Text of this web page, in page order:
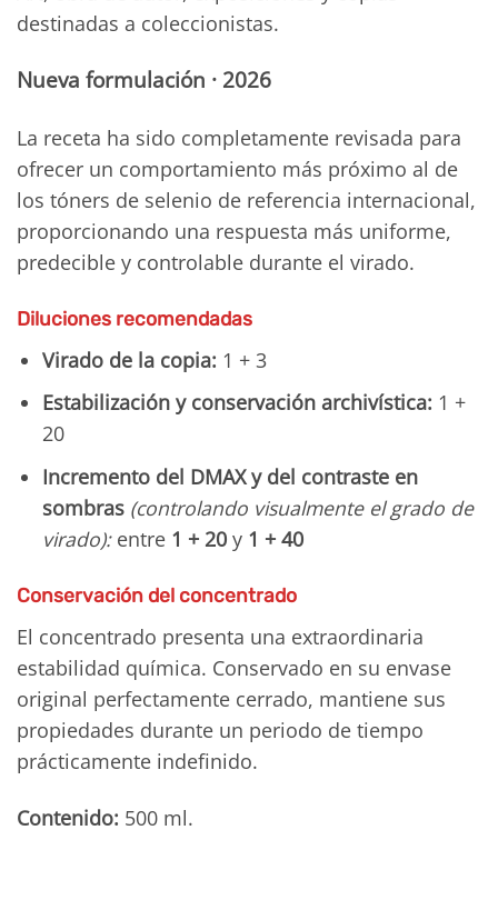
destinadas a coleccionistas.
Nueva formulación · 2026
La receta ha sido completamente revisada para
ofrecer un comportamiento más próximo al de
los tóners de selenio de referencia internacional,
proporcionando una respuesta más uniforme,
predecible y controlable durante el virado.
Diluciones recomendadas
Virado de la copia: 1 + 3
Estabilización y conservación archivística: 1 +
20
Incremento del DMAX y del contraste en
sombras (controlando visualmente el grado de
virado):entre 1 + 20y 1 + 40
Conservación del concentrado
El concentrado presenta una extraordinaria
estabilidad química. Conservado en su envase
original perfectamente cerrado, mantiene sus
propiedades durante un periodo de tiempo
prácticamente indefinido.
Contenido: 500 ml.